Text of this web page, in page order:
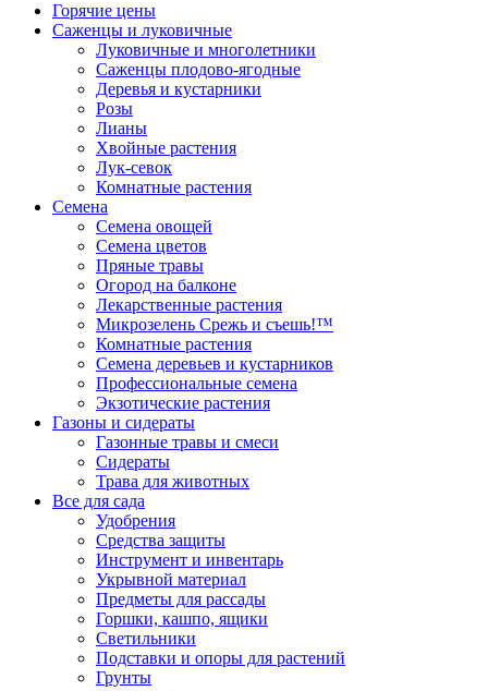
Горячие цены
Саженцы и луковичные
Луковичные и многолетники
Саженцы плодово-ягодные
Деревья и кустарники
Розы
Лианы
Хвойные растения
Лук-севок
Комнатные растения
Семена
Семена овощей
Семена цветов
Пряные травы
Огород на балконе
Лекарственные растения
Микрозелень Срежь и съешь!™
Комнатные растения
Семена деревьев и кустарников
Профессиональные семена
Экзотические растения
Газоны и сидераты
Газонные травы и смеси
Сидераты
Трава для животных
Все для сада
Удобрения
Средства защиты
Инструмент и инвентарь
Укрывной материал
Предметы для рассады
Горшки, кашпо, ящики
Светильники
Подставки и опоры для растений
Грунты